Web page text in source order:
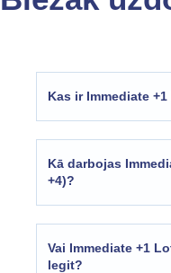
Kas ir Immediate
Kā darbojas
+4)?
Vai Immediate +1
legit?